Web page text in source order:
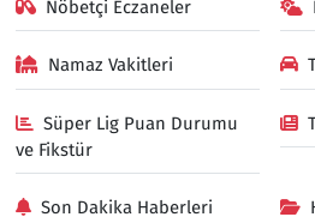
Nöbetçi Eczaneler
Namaz Vakitleri
Süper Lig Puan Durumu
ve Fikstür
Son Dakika Haberleri